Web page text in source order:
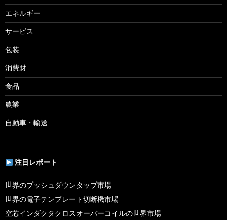
エネルギー
サービス
包装
消費財
食品
農業
自動車・輸送
注目レポート
世界のプッシュダウンタップ市場
世界の電子テンプレート切断機市場
空芯インダクタクロスオーバーコイルの世界市場